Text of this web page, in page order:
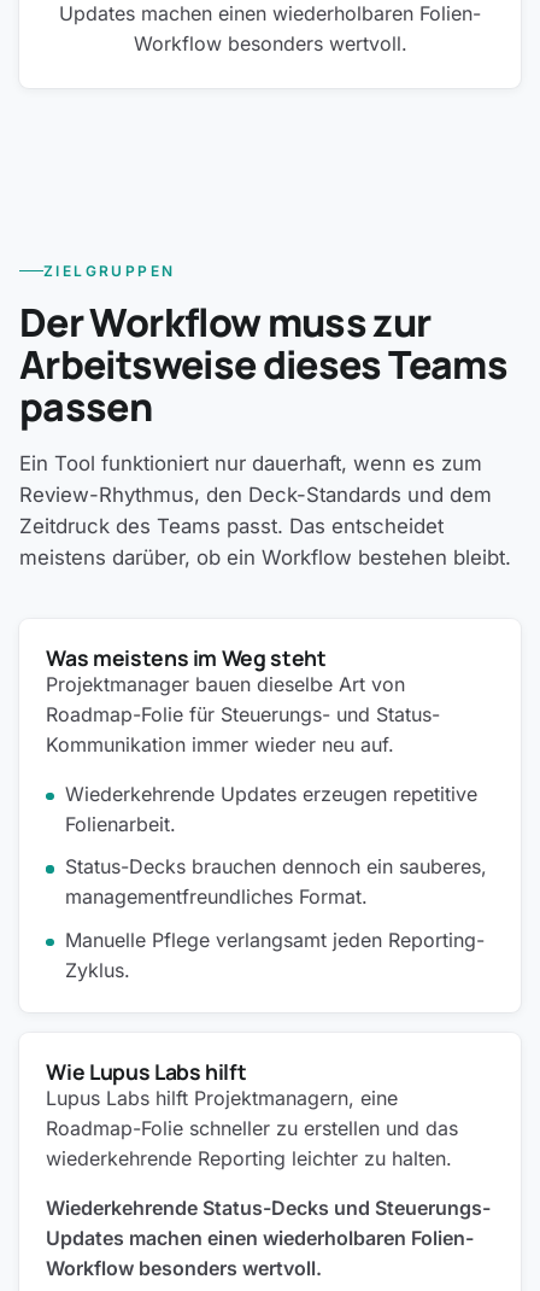
Updates machen einen wiederholbaren Folien-
Workflow besonders wertvoll.
ZIELGRUPPEN
Der Workflow muss zur
Arbeitsweise dieses Teams
passen
Ein Tool funktioniert nur dauerhaft, wenn es zum
Review-Rhythmus, den Deck-Standards und dem
Zeitdruck des Teams passt. Das entscheidet
meistens darüber, ob ein Workflow bestehen bleibt.
Was meistens im Weg steht
Projektmanager bauen dieselbe Art von
Roadmap-Folie für Steuerungs- und Status-
Kommunikation immer wieder neu auf.
Wiederkehrende Updates erzeugen repetitive
Folienarbeit.
Status-Decks brauchen dennoch ein sauberes,
managementfreundliches Format.
Manuelle Pflege verlangsamt jeden Reporting-
Zyklus.
Wie Lupus Labs hilft
Lupus Labs hilft Projektmanagern, eine
Roadmap-Folie schneller zu erstellen und das
wiederkehrende Reporting leichter zu halten.
Wiederkehrende Status-Decks und Steuerungs-
Updates machen einen wiederholbaren Folien-
Workflow besonders wertvoll.